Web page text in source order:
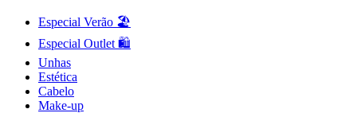
Especial Verão 🏖️
Especial Outlet 🛍️
Unhas
Estética
Cabelo
Make-up